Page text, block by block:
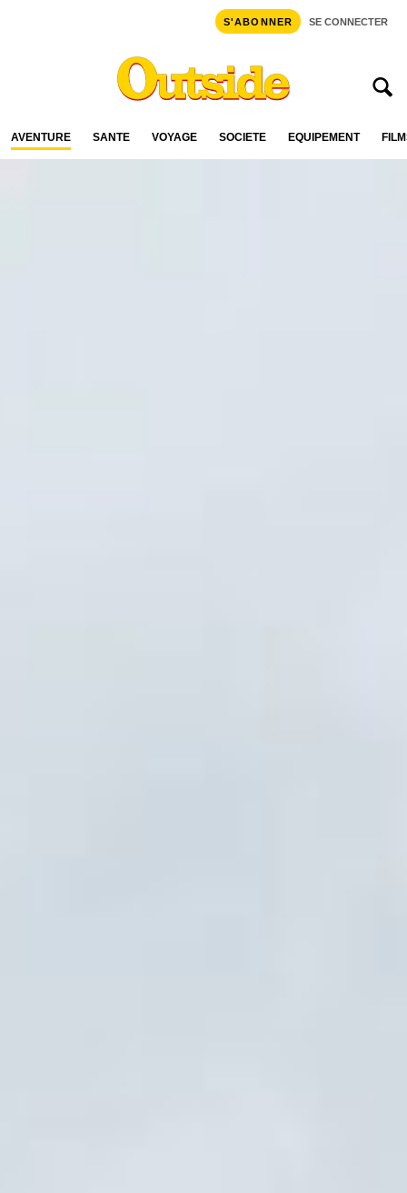
S'ABONNER SE CONNECTER
AVENTURE SANTÉ VOYAGE SOCIÉTÉ ÉQUIPEMENT